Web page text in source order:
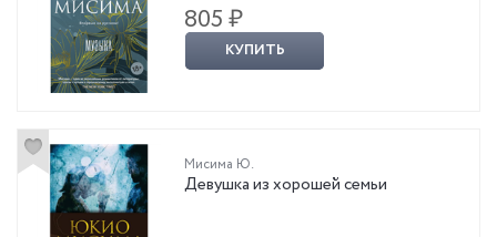
805 ₽
КУПИТЬ
Мисима Ю.
Девушка из хорошей семьи